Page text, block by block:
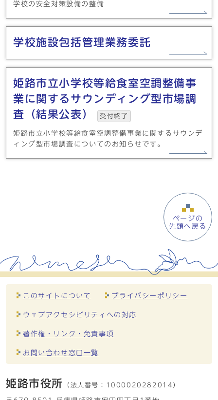
学校の安全対策設備の整備
学校施設包括管理業務委託
姫路市立小学校等給食室空調整備事
業に関するサウンディング型市場調
査（結果公表）
受付終了
姫路市立小学校等給食室空調整備事業に関するサウンデ
ィング型市場調査についてのお知らせです。
ページの
先頭へ戻る
このサイトについて プライバシーポリシー
ウェブアクセシビリティへの対応
著作権・リンク・免責事項
お問い合わせ窓口一覧
姫路市役所 （法人番号： 1000020282014）